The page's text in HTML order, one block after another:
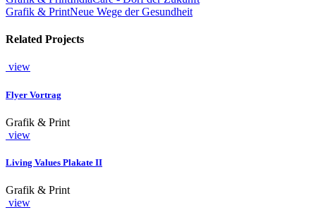
Grafik & PrintNeue Wege der Gesundheit
Related Projects
view
Flyer Vortrag
Grafik & Print
view
Living Values Plakate II
Grafik & Print
view